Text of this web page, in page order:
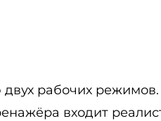
двух рабочих
входит